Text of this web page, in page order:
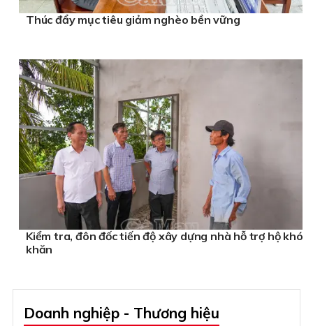
Thúc đẩy mục tiêu giảm nghèo bền vững
Kiểm tra, đôn đốc tiến độ xây dựng nhà hỗ trợ hộ khó
khăn
Doanh nghiệp - Thương hiệu